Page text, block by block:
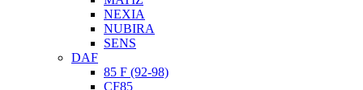
NEXIA
NUBIRA
SENS
DAF
85 F (92-98)
CF85